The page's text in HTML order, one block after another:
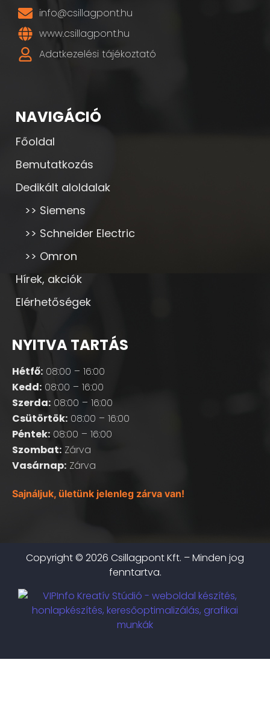
info@csillagpont.hu
www.csillagpont.hu
Adatkezelési tájékoztató
NAVIGÁCIÓ
Főoldal
Bemutatkozás
Dedikált aloldalak
>> Siemens
>> Schneider Electric
>> Omron
Hírek, akciók
Elérhetőségek
NYITVA TARTÁS
Hétfő: 08:00 – 16:00
Kedd: 08:00 – 16:00
Szerda: 08:00 – 16:00
Csütörtök: 08:00 – 16:00
Péntek: 08:00 – 16:00
Szombat: Zárva
Vasárnap: Zárva
Sajnáljuk, ületünk jelenleg zárva van!
Copyright © 2026 Csillagpont Kft. – Minden jog
fenntartva.